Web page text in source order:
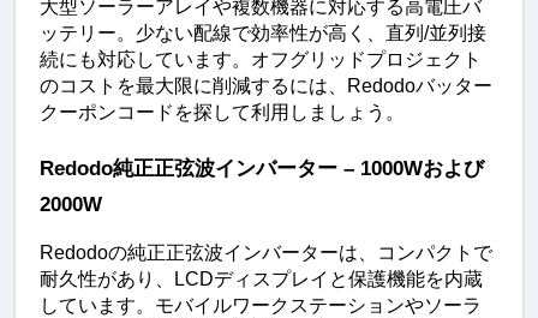
大型ソーラーアレイや複数機器に対応する高電圧バ
ッテリー。少ない配線で効率性が高く、直列/並列接
続にも対応しています。オフグリッドプロジェクト
のコストを最大限に削減するには、Redodoバッター
クーポンコードを探して利用しましょう。
Redodo純正正弦波インバーター – 1000Wおよび
2000W
Redodoの純正正弦波インバーターは、コンパクトで
耐久性があり、LCDディスプレイと保護機能を内蔵
しています。モバイルワークステーションやソーラ